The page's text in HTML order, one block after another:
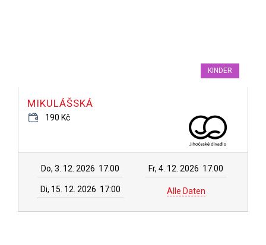
KINDER
MIKULÁŠSKÁ
190 Kč
Do, 3. 12. 2026 17:00 Fr, 4. 12. 2026 17:00
Di, 15. 12. 2026 17:00 Alle Daten